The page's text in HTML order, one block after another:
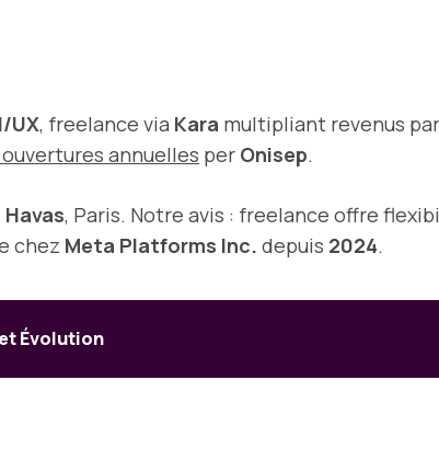
UX, freelance via Kara multipliant revenus
ouvertures annuelles per Onisep.
Havas, Paris. Notre avis : freelance offre
chez Meta Platforms Inc. depuis 2024.
Évolution